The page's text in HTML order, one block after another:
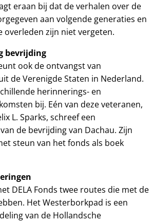
eraan bij dat de verhalen over de
aan volgende generaties en
overleden zijn niet vergeten.
bevrijding
ook de ontvangst van
de Verenigde Staten in Nederland.
herinnerings- en
bij. Eén van deze veteranen,
L. Sparks, schreef een
de bevrijding van Dachau. Zijn
steun van het fonds als boek
DELA Fonds twee routes die met de
Het Westerborkpad is een
van de Hollandsche